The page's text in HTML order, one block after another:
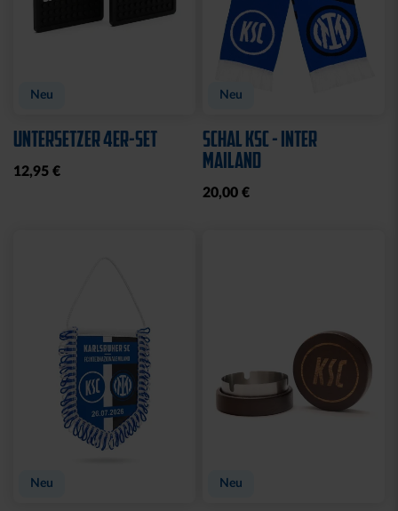
Neu
UNTERSETZER 4ER-SET
12,95 €
Neu
SCHAL KSC - INTER
MAILAND
20,00 €
Neu Neu